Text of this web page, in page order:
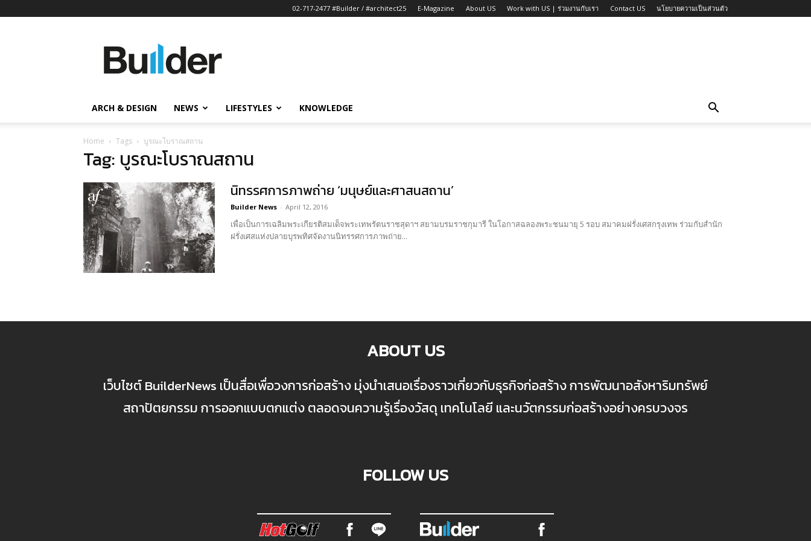
02-717-2477 #Builder / #architect25 E-Magazine About US Work with US | ร่วมงานกับเรา Contact US นโยบายความเป็นส่วนตัว
ข่าว
ก่อสร้าง
ARCH & DESIGN NEWS LIFESTYLES KNOWLEDGE
Home Tags บูรณะโบราณสถาน
Tag: บูรณะโบราณสถาน
นิทรรศการภาพถ่าย ‘มนุษย์และศาสนสถาน’
Builder News - April 12, 2016
เพื่อเป็นการเฉลิมพระเกียรติสมเด็จพระเทพรัตนราชสุดาฯ สยามบรมราชกุมารี ในโอกาสฉลองพระชนมายุ 5 รอบ สมาคมฝรั่งเศสกรุงเทพ ร่วมกับสำนัก
ฝรั่งเศสแห่งปลายบุรพทิศจัดงานนิทรรศการภาพถ่าย...
ABOUT US
เว็บไซต์ BuilderNews เป็นสื่อเพื่อวงการก่อสร้าง มุ่งนำเสนอเรื่องราวเกี่ยวกับธุรกิจก่อสร้าง การพัฒนาอสังหาริมทรัพย์
สถาปัตยกรรม การออกแบบตกแต่ง ตลอดจนความรู้เรื่องวัสดุ เทคโนโลยี และนวัตกรรมก่อสร้างอย่างครบวงจร
FOLLOW US